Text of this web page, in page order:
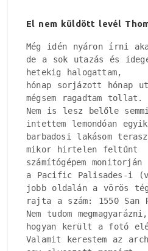
El nem küldött levél
Még idén nyáron írni
de a sok utazás és
hetekig halogattam,
hónap sorjázott hónap
mégsem ragadtam tollat.
Nem is lesz belőle
intettem lemondóan
barbadosi lakásom
mikor hirtelen feltűnt
számítógépem monitorján
a Pacific Palisades-i
jobb oldalán a vörös
rajta a szám: 1550 San
Nem tudom
hogyan került a fotó
Valamit kerestem az